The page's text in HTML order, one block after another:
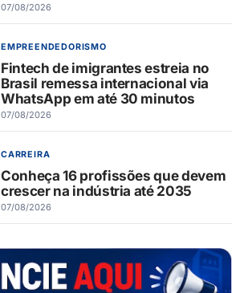
07/08/2026
EMPREENDEDORISMO
Fintech de imigrantes estreia no
Brasil remessa internacional via
WhatsApp em até 30 minutos
07/08/2026
CARREIRA
Conheça 16 profissões que devem
crescer na indústria até 2035
07/08/2026